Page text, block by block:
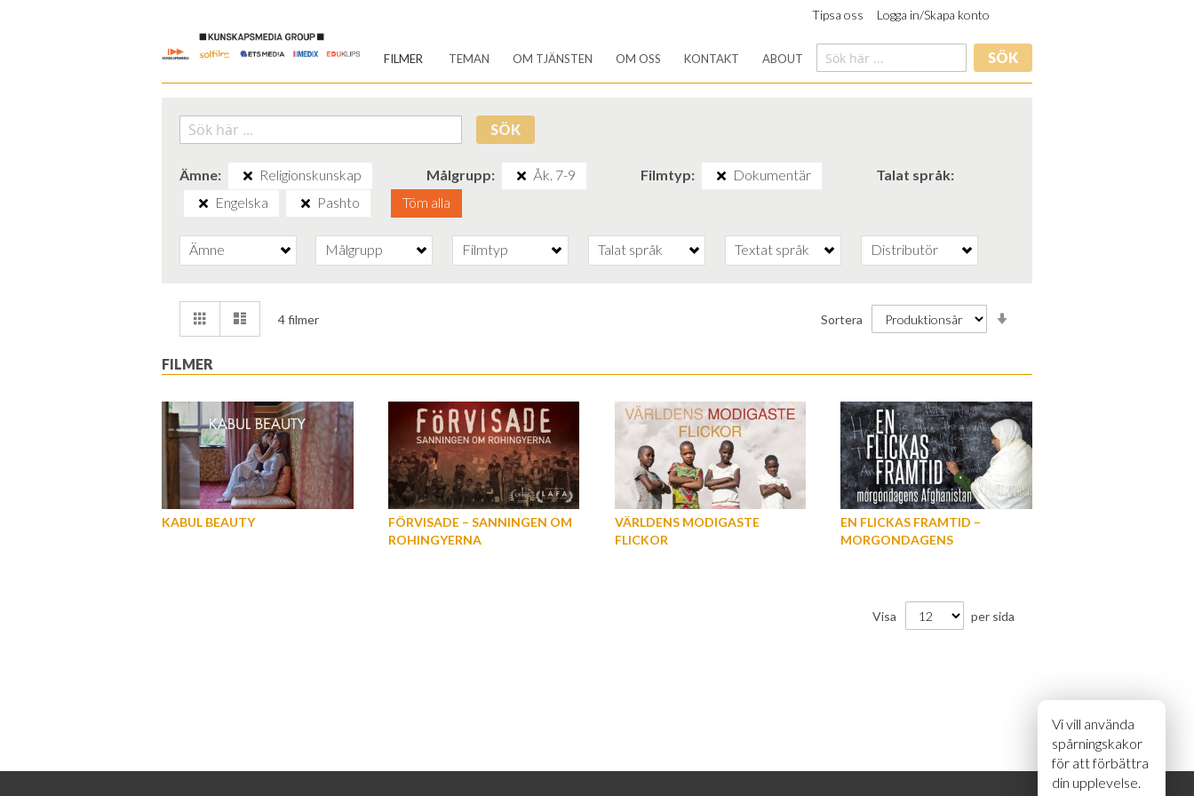
Vi vill använda
spårningskakor
för att förbättra
din upplevelse.
Tipsa oss Logga in/Skapa konto
Content
FILMER TEMAN OM TJÄNSTEN OM OSS KONTAKT ABOUT SÖK
SÖK
Ämne Religionskunskap Målgrupp Åk. 7-9 Filmtyp Dokumentär
Talat språk
Engelska
Pashto Töm alla
Ämne Målgrupp Filmtyp Talat språk Textat språk Distributör
Visa
som
Rutnät 4filmer Sortera
FILMER
KABUL BEAUTY
FÖRVISADE – SANNINGEN OM
ROHINGYERNA
VÄRLDENS MODIGASTE
FLICKOR
EN FLICKAS FRAMTID –
MORGONDAGENS
Visa per sida